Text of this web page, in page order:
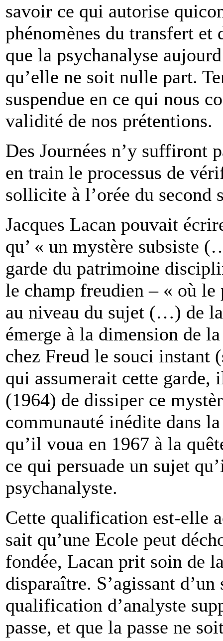
savoir ce qui autorise
phénomènes du transfert et
que la psychanalyse
qu’elle ne soit nulle part.
suspendue en ce qui nous
validité de nos prétentions.
Des Journées n’y suffiront
en train le processus de
sollicite à l’orée du second
Jacques Lacan pouvait
qu’ « un mystère subsiste
garde du patrimoine
le champ freudien – « où
au niveau du sujet (…) de
émerge à la dimension de
chez Freud le souci instant
qui assumerait cette garde,
(1964) de dissiper ce
communauté inédite dans
qu’il voua en 1967 à la
ce qui persuade un sujet
psychanalyste.
Cette qualification est-elle
sait qu’une Ecole peut
fondée, Lacan prit soin de
disparaître. S’agissant
qualification d’analyste
passe, et que la passe ne